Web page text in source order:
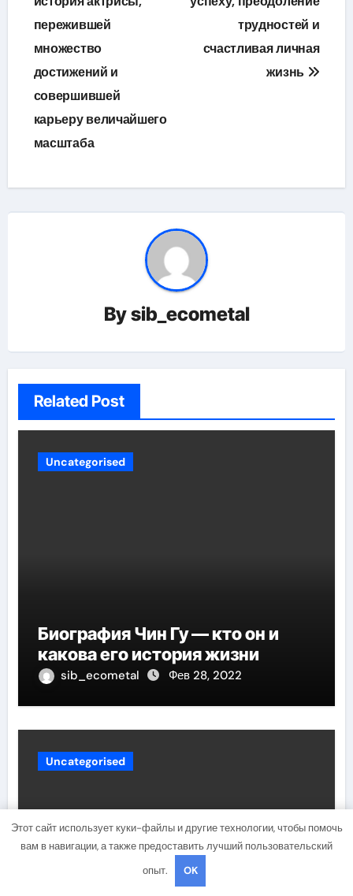
пережившей
множество
достижений и
совершившей
карьеру величайшего
масштаба
трудностей и
счастливая личная
жизнь
Bysib_ecometal
Related Post
Uncategorised
Биография Чин Гу — кто он и
какова его история жизни
sib_ecometal Фев 28, 2022
Uncategorised
Этот сайт использует куки-файлы и другие технологии, чтобы помочь
вам в навигации, а также предоставить лучший пользовательский
опыт.
OK